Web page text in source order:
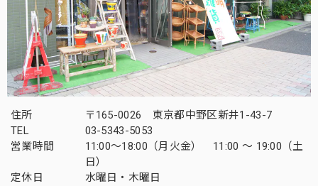
住所
〒165-0026 東京都中野区新井1-43-7
TEL
03-5343-5053
営業時間
11:00～18:00（月火金） 11:00 ～ 19:00（土
日）
定休日
水曜日・木曜日